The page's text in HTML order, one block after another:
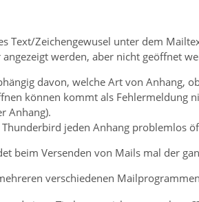
Text/Zeichengewusel unter dem
werden, aber nicht geöffnet
davon, welche Art von Anhang,
können kommt als Fehlermeldung
Anhang).
jeden Anhang problemlos
beim Versenden von Mails mal der
verschiedenen